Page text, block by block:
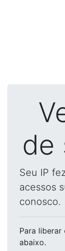
de
Seu IP
acessos
conosco.
Para liberar
abaixo.